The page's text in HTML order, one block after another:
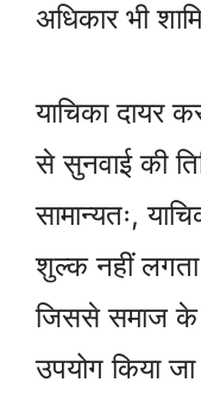
अधिकार भी
याचिका दायर
से सुनवाई की
सामान्यतः,
शुल्क नहीं
जिससे समाज के
उपयोग किया